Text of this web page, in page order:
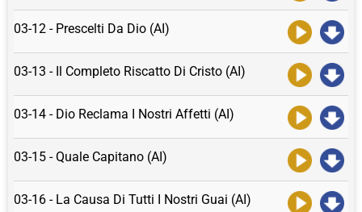
03-12 - Prescelti Da Dio (AI)
03-13 - Il Completo Riscatto Di Cristo (AI)
03-14 - Dio Reclama I Nostri Affetti (AI)
03-15 - Quale Capitano (AI)
03-16 - La Causa Di Tutti I Nostri Guai (AI)